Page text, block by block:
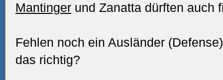
Mantinger und Zanatta dürften auch
Fehlen noch ein Ausländer
das richtig?